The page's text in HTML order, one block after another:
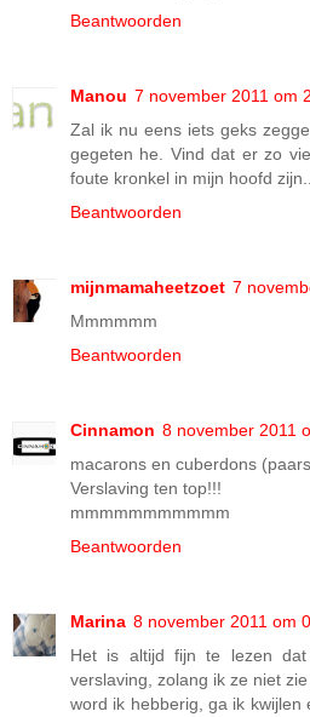
Beantwoorden
Manou 7 november 2011 om
Zal ik nu eens iets geks
gegeten he. Vind dat er zo
foute kronkel in mijn hoofd
Beantwoorden
mijnmamaheetzoet 7
Mmmmmm
Beantwoorden
Cinnamon 8 november 2011
macarons en cuberdons
Verslaving ten top!!!
mmmmmmmmmmm
Beantwoorden
Marina 8 november 2011 om
Het is altijd fijn te lezen
verslaving, zolang ik ze niet
word ik hebberig, ga ik